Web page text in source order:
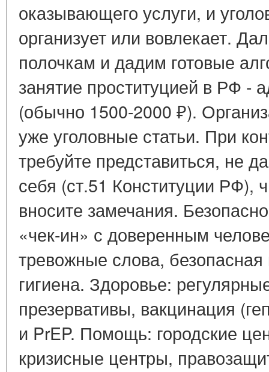
оказывающего услуги, и
организует или вовлекает.
полочкам и дадим готовые
занятие проституцией в РФ -
(обычно 1500-2000 ₽).
уже уголовные статьи. При
требуйте представиться, не
себя (ст.51 Конституции РФ),
вносите замечания.
«чек-ин» с доверенным
тревожные слова,
гигиена. Здоровье:
презервативы, вакцинация
и PrEP. Помощь: городские
кризисные центры,